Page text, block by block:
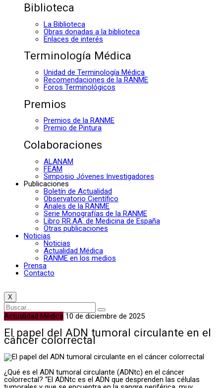
Biblioteca
La Biblioteca
Obras donadas a la biblioteca
Enlaces de interés
Terminología Médica
Unidad de Terminología Médica
Recomendaciones de la RANME
Foros Terminológicos
Premios
Premios de la RANME
Premio de Pintura
Colaboraciones
ALANAM
FEAM
Simposio Jóvenes Investigadores
Publicaciones
Boletín de Actualidad
Observatorio Científico
Anales de la RANME
Serie Monografías de la RANME
Libro RR.AA. de Medicina de España
Otras publicaciones
Noticias
Noticias
Actualidad Médica
RANME en los medios
Prensa
Contacto
X
Actualidad Médica 10 de diciembre de 2025
El papel del ADN tumoral circulante en el
cáncer colorrectal
¿Qué es el ADN tumoral circulante (ADNtc) en el cáncer
colorrectal? “El ADNtc es el ADN que desprenden las células